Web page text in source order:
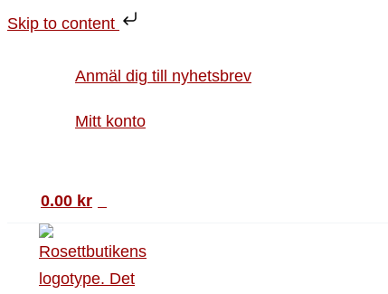
Skip to content
Hoppa
Anmäl dig till nyhetsbrev
Mitt konto
0.00 kr
Stjärnbollsrosett